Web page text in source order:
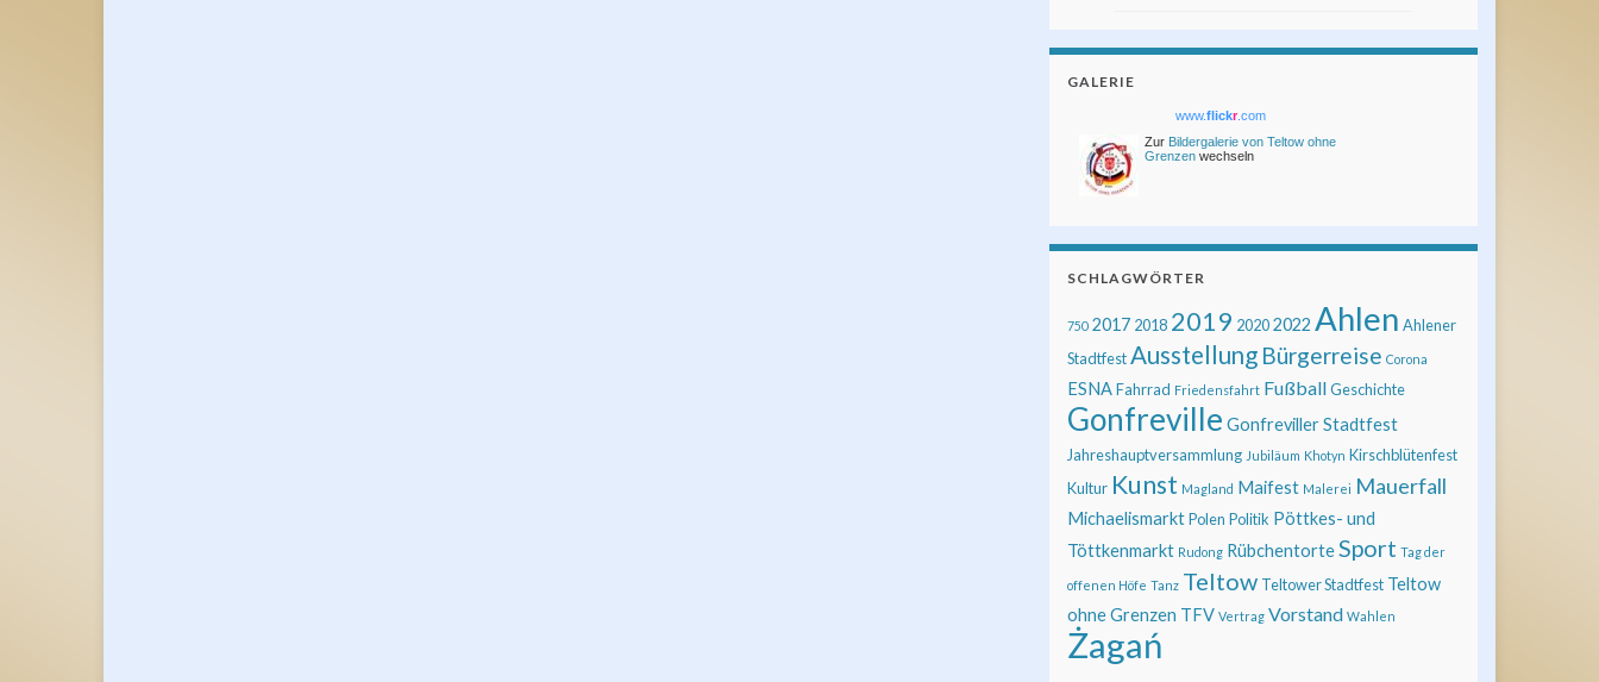
GALERIE
www.flickr.com
Zur Bildergalerie von Teltow ohne
Grenzen wechseln
SCHLAGWÖRTER
750 2017 2018 2019 20202022 Ahlen Ahlener
Stadtfest Ausstellung Bürgerreise Corona
ESNAFahrrad Friedensfahrt FußballGeschichte
Gonfreville Gonfreviller Stadtfest
Jahreshauptversammlung Jubiläum Khotyn Kirschblütenfest
Kultur Kunst Magland Maifest Malerei Mauerfall
MichaelismarktPolen Politik Pöttkes- und
Töttkenmarkt Rudong RübchentorteSport Tag der
offenen Höfe Tanz Teltow Teltower Stadtfest Teltow
ohne Grenzen TFV Vertrag Vorstand Wahlen
Żagań